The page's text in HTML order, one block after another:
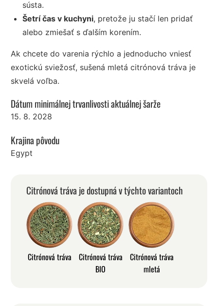
sústa.
Šetrí čas v kuchyni, pretože ju stačí len pridať
alebo zmiešať s ďalším korením.
Ak chcete do varenia rýchlo a jednoducho vniesť
exotickú sviežosť, sušená mletá citrónová tráva je
skvelá voľba.
Dátum minimálnej trvanlivosti aktuálnej šarže
15. 8. 2028
Krajina pôvodu
Egypt
Citrónová tráva je dostupná v týchto variantoch
Citrónová tráva
Citrónová tráva
BIO
Citrónová tráva
mletá